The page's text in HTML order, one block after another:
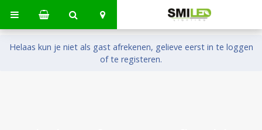
Helaas kun je niet als gast afrekenen, gelieve eerst in te loggen
of te registeren.